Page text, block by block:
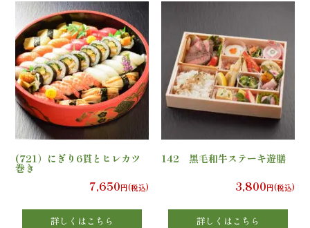
注
文
方
法・
配
達
(721）にぎり6貫とヒレカツ
巻き
7,650円(税込)
詳しくはこちら
142 黒毛和牛ステーキ遊膳
3,800円(税込)
詳しくはこちら